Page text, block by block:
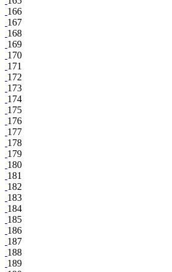
166
167
168
169
170
171
172
173
174
175
176
177
178
179
180
181
182
183
184
185
186
187
188
189